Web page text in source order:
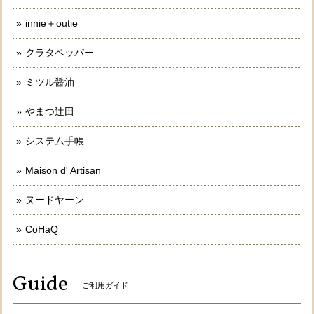
innie＋outie
クラタペッパー
ミツル醤油
やまつ辻田
システム手帳
Maison d' Artisan
ヌードヤーン
CoHaQ
Guide ご利用ガイド